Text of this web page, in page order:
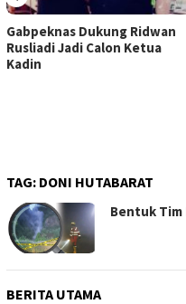
Gabpeknas Dukung Ridwan
Rusliadi Jadi Calon Ketua
Kadin
TAG: DONI HUTABARAT
Bentuk Tim
BERITA UTAMA